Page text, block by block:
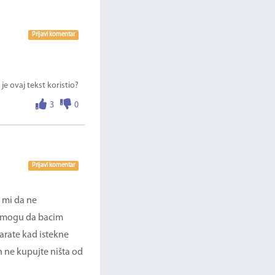
Prijavi komentar
je ovaj tekst koristio?
3 0
Prijavi komentar
mi da ne
da bacim
kad istekne
ne kupujte ništa od